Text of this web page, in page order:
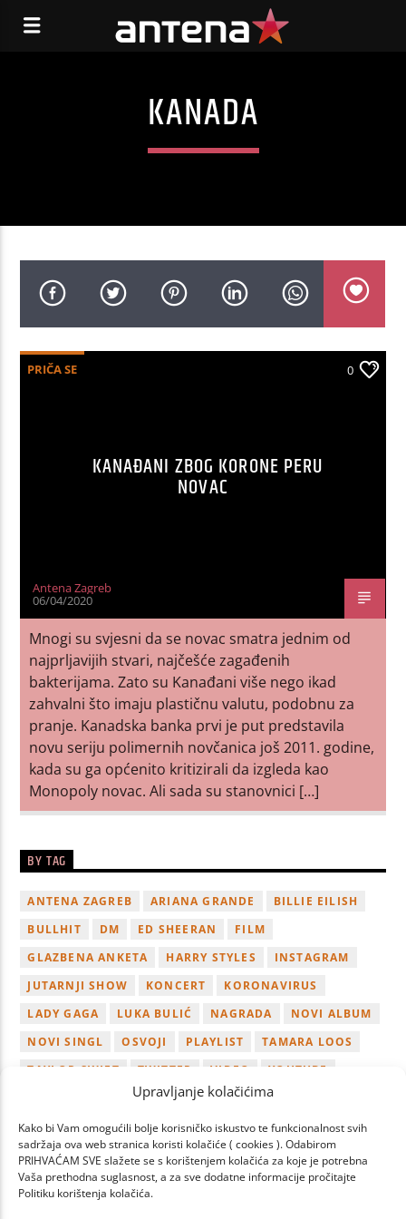
Upravljanje kolačićima
Kako bi Vam omogućili bolje korisničko iskustvo te funkcionalnost svih
sadržaja ova web stranica koristi kolačiće ( cookies ). Odabirom
PRIHVAĆAM SVE slažete se s korištenjem kolačića za koje je potrebna
Vaša prethodna suglasnost, a za sve dodatne informacije pročitajte
Politiku korištenja kolačića.
KANADA
PRIČA SE 0
KANAĐANI ZBOG KORONE PERU
NOVAC
Antena Zagreb
06/04/2020
Mnogi su svjesni da se novac smatra jednim od
najprljavijih stvari, najčešće zagađenih
bakterijama. Zato su Kanađani više nego ikad
zahvalni što imaju plastičnu valutu, podobnu za
pranje. Kanadska banka prvi je put predstavila
novu seriju polimernih novčanica još 2011. godine,
kada su ga općenito kritizirali da izgleda kao
Monopoly novac. Ali sada su stanovnici […]
BY TAG
ANTENA ZAGREB ARIANA GRANDE
BILLIE EILISH
BULLHIT
DM ED SHEERAN
FILM
GLAZBENA ANKETA
HARRY STYLES
INSTAGRAM
JUTARNJI SHOW
KONCERT
KORONAVIRUS
LADY GAGA
LUKA BULIĆ NAGRADA
NOVI ALBUM
NOVI SINGL
OSVOJI PLAYLIST
TAMARA LOOS
TAYLOR SWIFT
TWITTER VIDEO
YOUTUBE